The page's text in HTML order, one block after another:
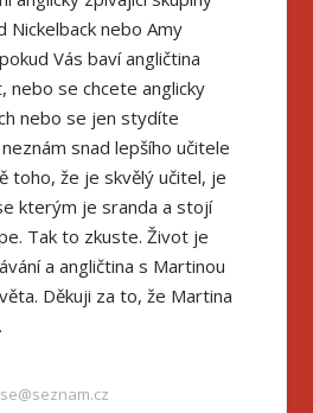
Nickelback nebo Amy
Vás baví angličtina
nebo se chcete anglicky
nebo se jen stydíte
snad lepšího učitele
toho, že je skvělý učitel, je
kterým je sranda a stojí
Tak to zkuste. Život je
a angličtina s Martinou
Děkuji za to, že Martina